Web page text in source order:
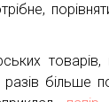
більше